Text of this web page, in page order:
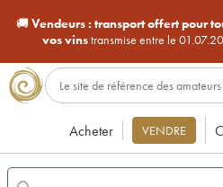
🚚Vendeurs : transport offert pour
vos vinstransmise entre le
Acheter VENDRE